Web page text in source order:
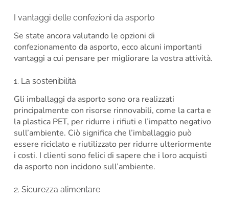
I vantaggi delle confezioni da asporto
Se state ancora valutando le opzioni di
confezionamento da asporto, ecco alcuni importanti
vantaggi a cui pensare per migliorare la vostra attività.
1. La sostenibilità
Gli imballaggi da asporto sono ora realizzati
principalmente con risorse rinnovabili, come la carta e
la plastica PET, per ridurre i rifiuti e l’impatto negativo
sull’ambiente. Ciò significa che l’imballaggio può
essere riciclato e riutilizzato per ridurre ulteriormente
i costi. I clienti sono felici di sapere che i loro acquisti
da asporto non incidono sull’ambiente.
2. Sicurezza alimentare